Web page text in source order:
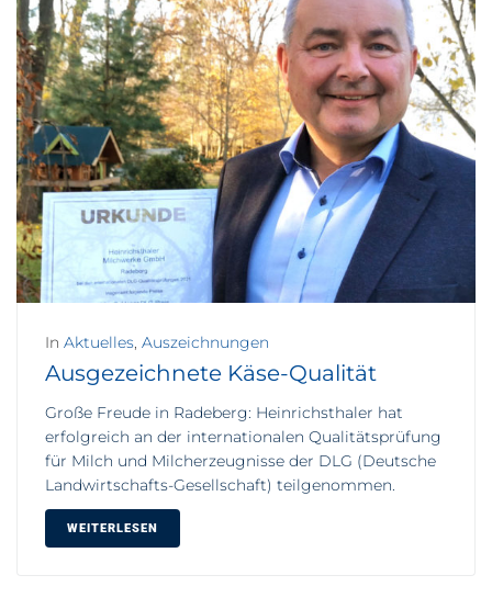
In Aktuelles, Auszeichnungen
Ausgezeichnete Käse-Qualität
Große Freude in Radeberg: Heinrichsthaler hat
erfolgreich an der internationalen Qualitätsprüfung
für Milch und Milcherzeugnisse der DLG (Deutsche
Landwirtschafts-Gesellschaft) teilgenommen.
WEITERLESEN